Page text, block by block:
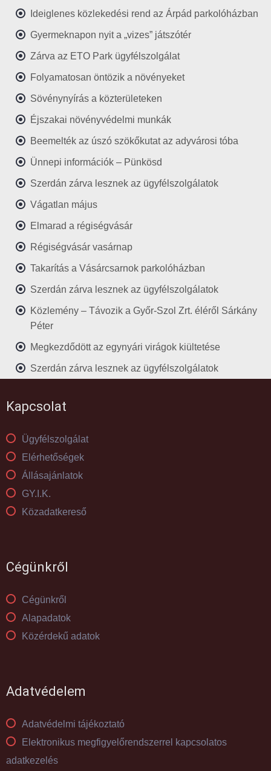
Ideiglenes közlekedési rend az Árpád parkolóházban
Gyermeknapon nyit a „vizes” játszótér
Zárva az ETO Park ügyfélszolgálat
Folyamatosan öntözik a növényeket
Sövénynyírás a közterületeken
Éjszakai növényvédelmi munkák
Beemelték az úszó szökőkutat az adyvárosi tóba
Ünnepi információk – Pünkösd
Szerdán zárva lesznek az ügyfélszolgálatok
Vágatlan május
Elmarad a régiségvásár
Régiségvásár vasárnap
Takarítás a Vásárcsarnok parkolóházban
Szerdán zárva lesznek az ügyfélszolgálatok
Közlemény – Távozik a Győr-Szol Zrt. éléről Sárkány
Péter
Megkezdődött az egynyári virágok kiültetése
Szerdán zárva lesznek az ügyfélszolgálatok
Kapcsolat
Ügyfélszolgálat
Elérhetőségek
Állásajánlatok
GY.I.K.
Közadatkereső
Cégünkről
Cégünkről
Alapadatok
Közérdekű adatok
Adatvédelem
Adatvédelmi tájékoztató
Elektronikus megfigyelőrendszerrel kapcsolatos
adatkezelés